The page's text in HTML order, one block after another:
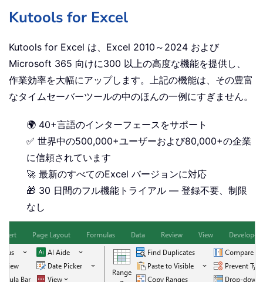
Kutools for Excel
Kutools for Excel は、Excel 2010～2024 および
Microsoft 365 向けに300 以上の高度な機能を提供し、
作業効率を大幅にアップします。上記の機能は、その豊富
なタイムセーバーツールの中のほんの一例にすぎません。
🌍 40+言語のインターフェースをサポート
✅ 世界中の500,000+ユーザーおよび80,000+の企業
に信頼されています
🚀 最新のすべてのExcel バージョンに対応
🎁 30 日間のフル機能トライアル — 登録不要、制限
なし